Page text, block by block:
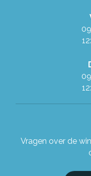
Stel je
Vragen over de